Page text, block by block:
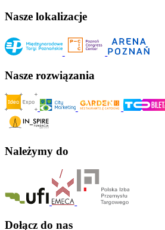
Nasze lokalizacje
Nasze rozwiązania
Należymy do
Dołącz do nas